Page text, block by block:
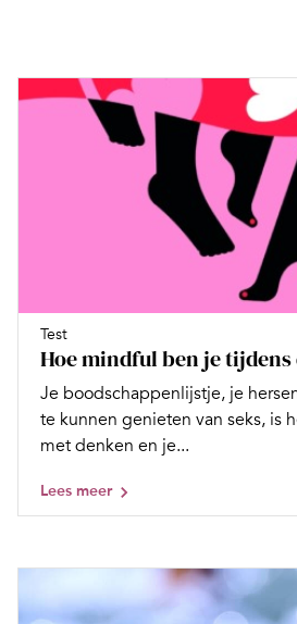
Test
Hoe mindful ben je tijdens
Je boodschappenlijstje, je
te kunnen genieten van seks, is
met denken en je...
Lees meer